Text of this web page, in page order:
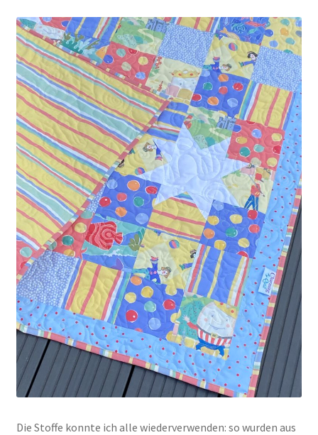
Die Stoffe konnte ich alle wiederverwenden: so wurden aus